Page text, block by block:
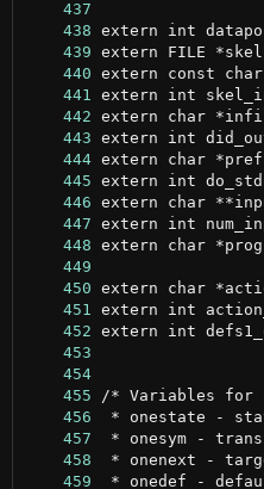
    437
    438
    439
    440
    441
    442
    443
    444
    445
    446
    447
    448
    449
    450
    451
    452
    453
    454
    455
    456
    457
    458
    459